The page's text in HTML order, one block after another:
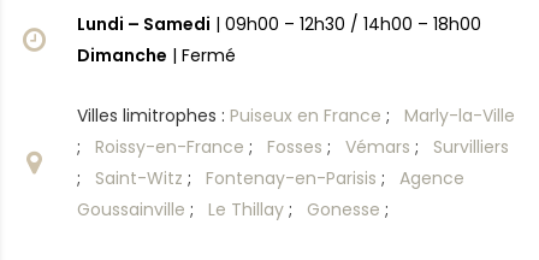
Lundi – Samedi | 09h00 – 12h30 / 14h00 – 18h00
Dimanche | Fermé
Villes limitrophes : Puiseux en France ; Marly-la-Ville
; Roissy-en-France ; Fosses ; Vémars ; Survilliers
; Saint-Witz ; Fontenay-en-Parisis ; Agence
Goussainville ; Le Thillay ; Gonesse ;